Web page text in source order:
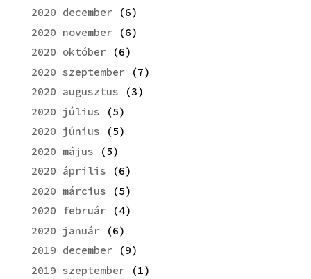
2020 december (6)
2020 november (6)
2020 október (6)
2020 szeptember (7)
2020 augusztus (3)
2020 július (5)
2020 június (5)
2020 május (5)
2020 április (6)
2020 március (5)
2020 február (4)
2020 január (6)
2019 december (9)
2019 szeptember (1)